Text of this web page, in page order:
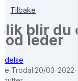
Tilbake
Slik blir du
god leder
Ledelse
Atle Trodal·20/03-2022·